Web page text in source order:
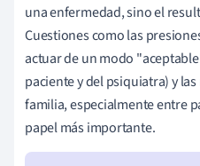
una enfermedad, sino el
Cuestiones como las
actuar de un modo
paciente y del psiquiatra) y
familia, especialmente entre
papel más importante.